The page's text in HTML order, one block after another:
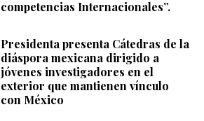
competencias Internacionales”.
Presidenta presenta Cátedras de la
diáspora mexicana dirigido a
jóvenes investigadores en el
exterior que mantienen vínculo
con México